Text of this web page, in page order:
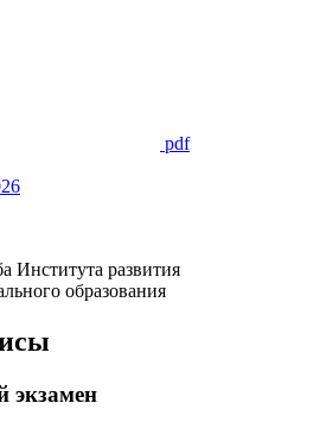
pdf
Института развития
образования
экзамен